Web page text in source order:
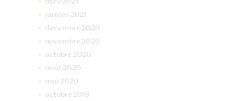
avril 2021
janvier 2021
décembre 2020
novembre 2020
octobre 2020
août 2020
mai 2020
octobre 2019